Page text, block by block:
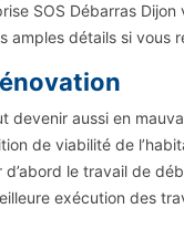
SOS Débarras
détails si vous
aussi en
de viabilité de
le travail de
exécution des